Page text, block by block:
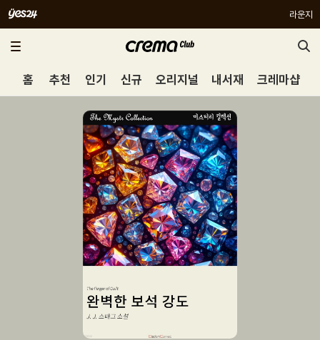
라운지
홈 추천 인기 신규 오리지널 내서재 크레마샵